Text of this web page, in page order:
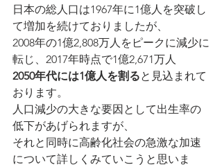
日本の総人口は1967年に1億人を突破し
て増加を続けておりましたが、
2008年の1億2,808万人をピークに減少に
転じ、2017年時点で1億2,671万人
2050年代には1億人を割ると見込まれて
おります。
人口減少の大きな要因として出生率の
低下があげられますが、
それと同時に高齢化社会の急激な加速
について詳しくみていこうと思いま